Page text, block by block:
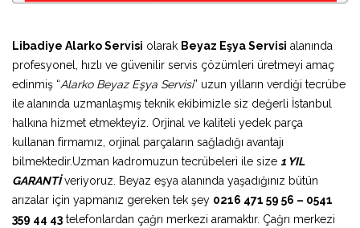
Libadiye Alarko Servisi olarak Beyaz Eşya Servisi alanında
profesyonel, hızlı ve güvenilir servis çözümleri üretmeyi amaç
edinmiş “Alarko Beyaz Eşya Servisi” uzun yılların verdiği tecrübe
ile alanında uzmanlaşmış teknik ekibimizle siz değerli İstanbul
halkına hizmet etmekteyiz. Orjinal ve kaliteli yedek parça
kullanan firmamız, orjinal parçaların sağladığı avantajı
bilmektedir.Uzman kadromuzun tecrübeleri ile size 1 YIL
GARANTİveriyoruz. Beyaz eşya alanında yaşadığınız bütün
arızalar için yapmanız gereken tek şey 0216 471 59 56 – 0541
359 44 43 telefonlardan çağrı merkezi aramaktır. Çağrı merkezi